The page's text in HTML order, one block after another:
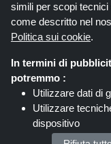
Codicegratuito.it è un
da diversi network di
ad intervenire nel
offerte.
Diritto d'autore
simili per scopi
come descritto nel
Politica sui cookie.
In termini di
potremmo :
Utilizzare dati di
Utilizzare
dispositivo
Memorizzare e/